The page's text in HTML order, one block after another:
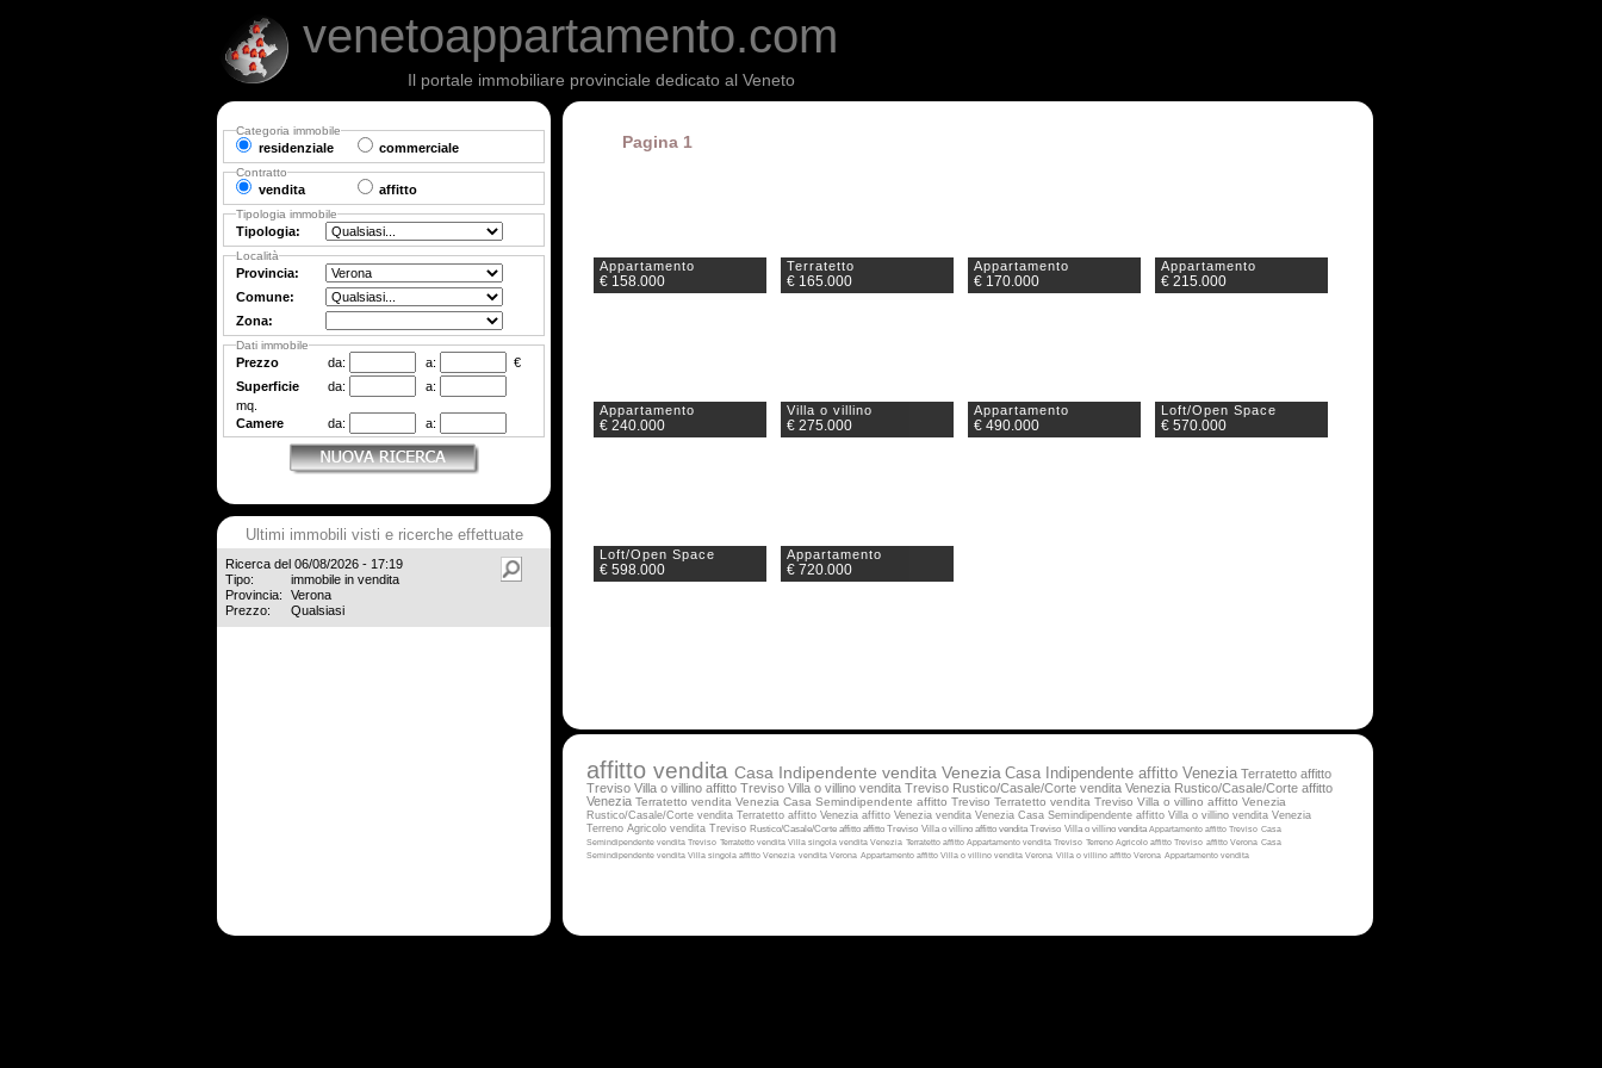
venetoappartamento.com
Il portale immobiliare provinciale dedicato al Veneto
Pagina 1
Appartamento
€ 158.000
Terratetto
€ 165.000
Appartamento
€ 170.000
Appartamento
€ 215.000
Appartamento
€ 240.000
Villa o villino
€ 275.000
Appartamento
€ 490.000
Loft/Open Space
€ 570.000
Loft/Open Space
€ 598.000
Appartamento
€ 720.000
affitto vendita Casa Indipendente vendita Venezia Casa Indipendente affitto Venezia Terratetto affitto
Treviso Villa o villino affitto Treviso Villa o villino vendita Treviso Rustico/Casale/Corte vendita Venezia Rustico/Casale/Corte affitto
Venezia Terratetto vendita Venezia Casa Semindipendente affitto Treviso Terratetto vendita Treviso Villa o villino affitto Venezia
Rustico/Casale/Corte vendita Terratetto affitto Venezia affitto Venezia vendita Venezia Casa Semindipendente affitto Villa o villino vendita Venezia
Terreno Agricolo vendita Treviso Rustico/Casale/Corte affitto affitto Treviso Villa o villino affitto vendita Treviso Villa o villino venditaAppartamento affitto Treviso Casa
Semindipendente vendita Treviso Terratetto vendita Villa singola vendita Venezia Terratetto affitto Appartamento vendita Treviso Terreno Agricolo affitto Treviso affitto Verona Casa
Semindipendente vendita Villa singola affitto Venezia vendita Verona Appartamento affitto Villa o villino vendita Verona Villa o villino affitto Verona Appartamento vendita
Categoria immobile
residenziale commerciale
Contratto
vendita affitto
Tipologia immobile
Tipologia:
Località
Provincia:
Comune:
Zona:
Dati immobile
Prezzo da: a:
€
Superficie
da:
a:
mq.
Camere
da: a:
Ultimi immobili visti e ricerche effettuate
Ricerca del 06/08/2026 - 17:19
Tipo:
immobile in vendita
Provincia:
Verona
Prezzo:
Qualsiasi